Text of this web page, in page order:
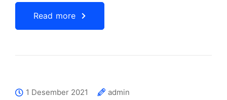
Read more
1 Desember 2021
admin